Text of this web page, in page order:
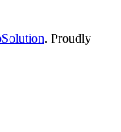
. Proudly